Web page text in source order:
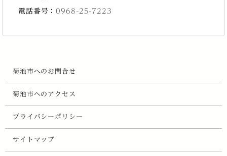
電話番号：0968-25-7223
菊池市へのお問合せ
菊池市へのアクセス
プライバシーポリシー
サイトマップ